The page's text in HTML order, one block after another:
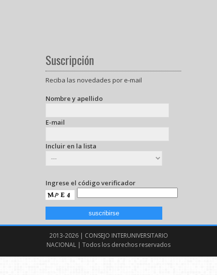
Suscripción
Reciba las novedades por e-mail
Nombre y apellido
E-mail
Incluir en la lista
Ingrese el código verificador
2013-2026 | CONSEJO INTERUNIVERSITARIO
NACIONAL | Todos los derechos reservados